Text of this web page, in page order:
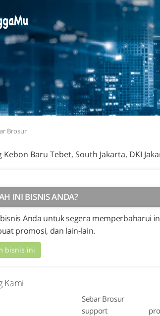
Brosur
Kebon Baru Tebet, South Jakarta, DKI
INI BISNIS ANDA?
Anda untuk segera memperbaharui
promosi, dan lain-lain.
bisnis ini
Kami
Sebar Brosur
support